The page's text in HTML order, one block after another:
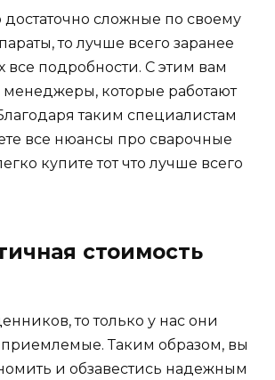
достаточно сложные по своему
то лучше всего заранее
все подробности. С этим вам
которые работают
таким специалистам
все нюансы про сварочные
купите тот что лучше всего
стоимость
то только у нас они
Таким образом, вы
и обзавестись надежным